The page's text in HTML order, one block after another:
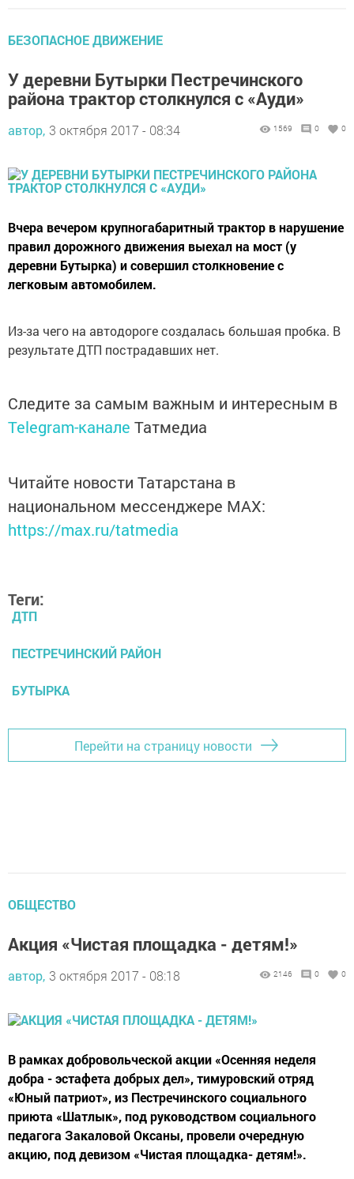
БЕЗОПАСНОЕ ДВИЖЕНИЕ
У деревни Бутырки Пестречинского
района трактор столкнулся с «Ауди»
автор, 3 октября 2017 - 08:34 1569 0 0
Вчера вечером крупногабаритный трактор в нарушение
правил дорожного движения выехал на мост (у
деревни Бутырка) и совершил столкновение с
легковым автомобилем.
Из-за чего на автодороге создалась большая пробка. В
результате ДТП пострадавших нет.
Следите за самым важным и интересным в
Telegram-канале Татмедиа
Читайте новости Татарстана в
национальном мессенджере MАХ:
https://max.ru/tatmedia
Теги:
ДТП
ПЕСТРЕЧИНСКИЙ РАЙОН
БУТЫРКА
Перейти на страницу новости
ОБЩЕСТВО
Акция «Чистая площадка - детям!»
автор, 3 октября 2017 - 08:18 2146 0 0
В рамках добровольческой акции «Осенняя неделя
добра - эстафета добрых дел», тимуровский отряд
«Юный патриот», из Пестречинского социального
приюта «Шатлык», под руководством социального
педагога Закаловой Оксаны, провели очередную
акцию, под девизом «Чистая площадка- детям!».